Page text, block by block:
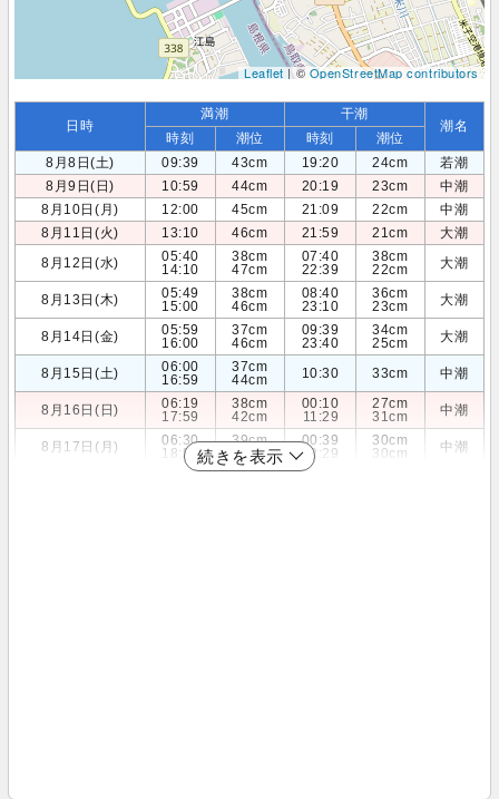
Leaflet| ©OpenStreetMap contributors
日時
満潮 干潮
潮名
時刻 潮位 時刻
潮位
8月8日(土)
09:39 43cm 19:20 24cm
若潮
8月9日(日)
10:59 44cm 20:19 23cm
中潮
8月10日(月)
12:00 45cm 21:09 22cm
中潮
8月11日(火)
13:10 46cm 21:59 21cm
大潮
8月12日(水)
05:40
14:10
38cm
47cm
07:40
22:39
38cm
22cm
大潮
8月13日(木)
05:49
15:00
38cm
46cm
08:40
23:10
36cm
23cm
大潮
8月14日(金)
05:59
16:00
37cm
46cm
09:39
23:40
34cm
25cm
大潮
8月15日(土)
06:00
16:59
37cm
44cm
10:30 33cm 中潮
8月16日(日)
06:19
17:59
38cm
42cm
00:10
11:29
27cm
31cm
中潮
8月17日(月)
06:30
18:59
39cm
40cm
00:39
12:29
30cm
30cm
中潮
続きを表示